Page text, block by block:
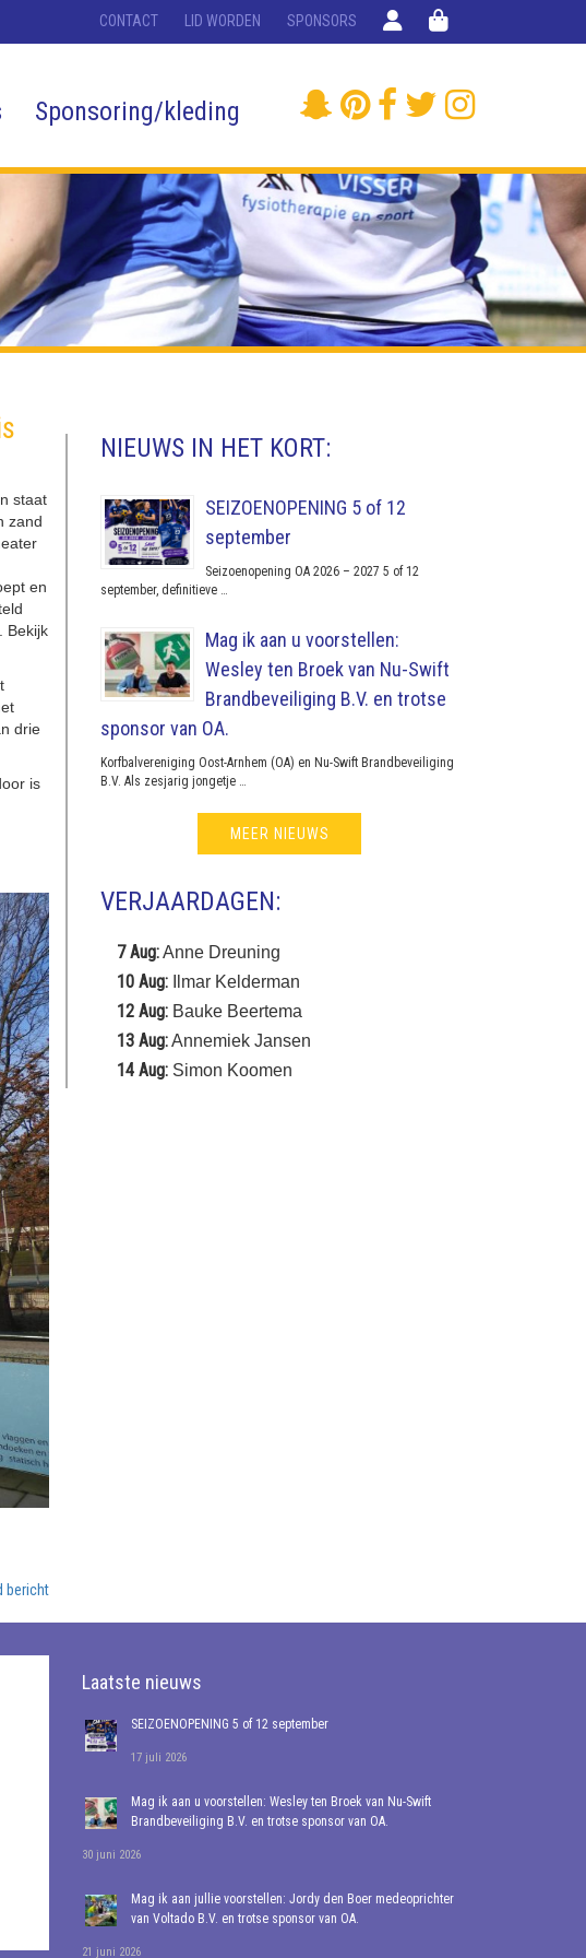
CONTACT LID WORDEN SPONSORS
Sponsoring/kleding
staat
zand
en
Bekijk
drie
is
bericht
NIEUWS IN HET KORT:
SEIZOENOPENING 5 of 12
september
Seizoenopening OA 2026 – 2027 5 of 12
september, definitieve …
Mag ik aan u voorstellen:
Wesley ten Broek van Nu-Swift
Brandbeveiliging B.V. en trotse
sponsor van OA.
Korfbalvereniging Oost-Arnhem (OA) en Nu-Swift Brandbeveiliging
B.V. Als zesjarig jongetje …
MEER NIEUWS
VERJAARDAGEN:
7 Aug:Anne Dreuning
10 Aug: Ilmar Kelderman
12 Aug: Bauke Beertema
13 Aug:Annemiek Jansen
14 Aug: Simon Koomen
Laatste nieuws
SEIZOENOPENING 5 of 12 september
17 juli 2026
Mag ik aan u voorstellen: Wesley ten Broek van Nu-Swift
Brandbeveiliging B.V. en trotse sponsor van OA.
30 juni 2026
Mag ik aan jullie voorstellen: Jordy den Boer medeoprichter
van Voltado B.V. en trotse sponsor van OA.
21 juni 2026